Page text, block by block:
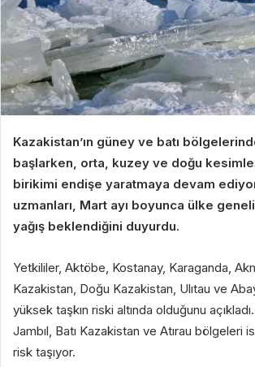
Kazakistan’ın güney ve batı
başlarken, orta, kuzey ve doğu
birikimi endişe yaratmaya devam
uzmanları, Mart ayı boyunca ülke
yağış beklendiğini duyurdu.
Yetkililer, Aktöbe, Kostanay, Karaganda,
Kazakistan, Doğu Kazakistan, Ulıtau ve
yüksek taşkın riski altında olduğunu
Jambıl, Batı Kazakistan ve Atırau bölgeleri
risk taşıyor.